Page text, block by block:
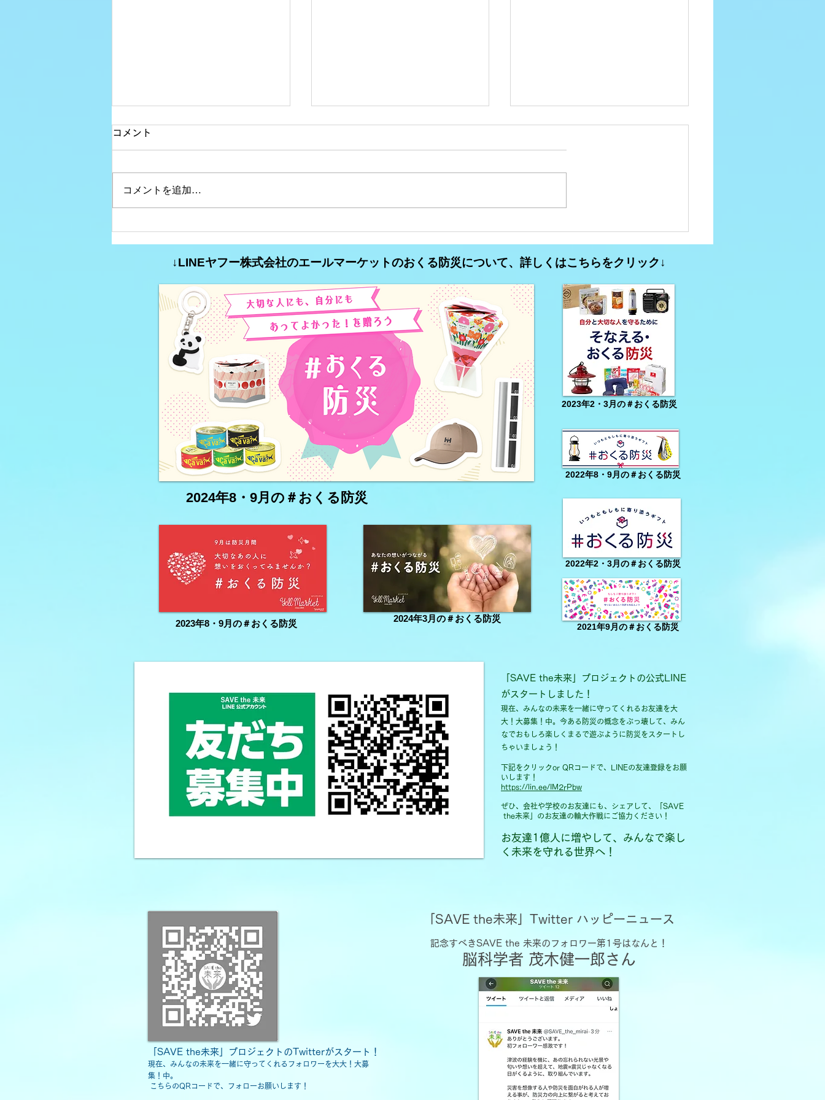
コミュニティFM大分析
#35【特定の分野に特化した
弾）】
コミュニティFM大分析
#34【異業種が運営している
コミュニティFM大分析
#33【2026年春のコミュニ
コメント
コメントを追加…
↓LINEヤフー株式会社のエールマーケットのおくる防災について、詳しくはこちらをクリック↓
2023年2・3月の＃おくる防災
2022年8・9月の＃おくる防災
2024年8・9月の＃おくる防災
2023年8・9月の＃おくる防災
2022年2・3月の＃おくる防災
2021年9月の＃おくる防災
2024年3月の＃おくる防災
「SAVE the未来」プロジェクトの公式LINE
がスタートしました！
現在、みんなの未来を一緒に守ってくれるお友達を大
大！大募集！中。今ある防災の概念をぶっ壊して、みん
なでおもしろ楽しくまるで遊ぶように防災をスタートし
ちゃいましょう！
下記をクリックor QRコードで、LINEの友達登録をお願
いします！
https://lin.ee/IM2rPbw
ぜひ、会社や学校のお友達にも、シェアして、「SAVE
the未来」のお友達の輪大作戦にご協力ください！
お友達1億人に増やして、みんなで楽し
く未来を守れる世界へ！
「SAVE the未来」プロジェクトのTwitterがスタート！
現在、みんなの未来を一緒に守ってくれるフォロワーを大大！大募
集！中。
こちらのQRコードで、フォローお願いします！
「SAVE the未来」Twitter ハッピーニュース
記念すべきSAVE the 未来のフォロワー第1号はなんと！
​脳科学者 茂木健一郎さん